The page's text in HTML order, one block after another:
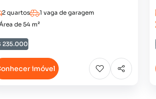
2 quartos
1 vaga de garagem
de 54 m²
235.000
imóvel